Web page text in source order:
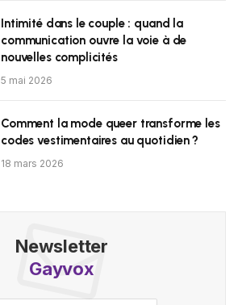
Intimité dans le couple : quand la
communication ouvre la voie à de
nouvelles complicités
5 mai 2026
Comment la mode queer transforme les
codes vestimentaires au quotidien ?
18 mars 2026
Newsletter
Gayvox